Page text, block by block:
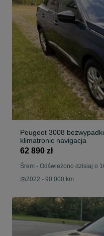
Peugeot 3008
klimatronic navigacja
62 890 zł
Śrem - Odświeżono dzisiaj o
2022 - 90 000 km